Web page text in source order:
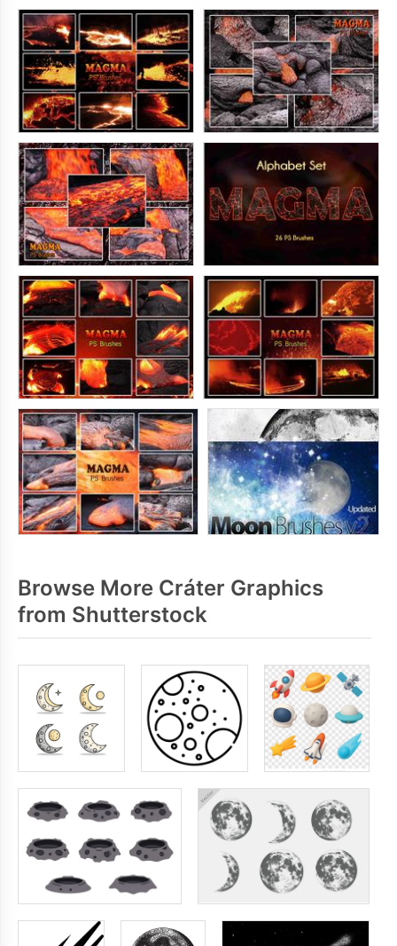
Browse More Cráter Graphics
from Shutterstock